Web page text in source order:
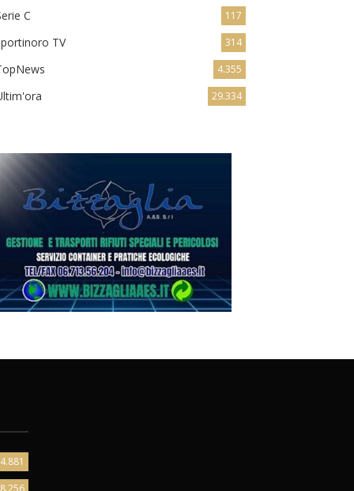
C 117
TV 314
4.355
29.334
8.256